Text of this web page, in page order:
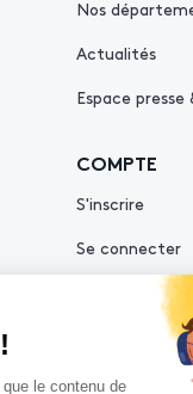
Nos
Actualités
Espace presse
COMPTE
S'inscrire
Se connecter